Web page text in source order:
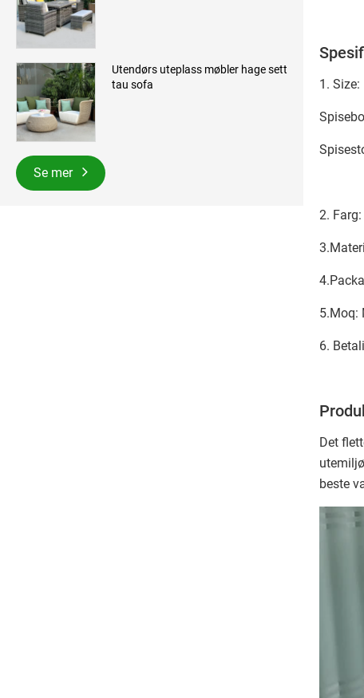
Utendørs uteplass møbler hage sett
tau sofa
Se mer
1. Size:
2.
5.Moq:
6.
Det
beste